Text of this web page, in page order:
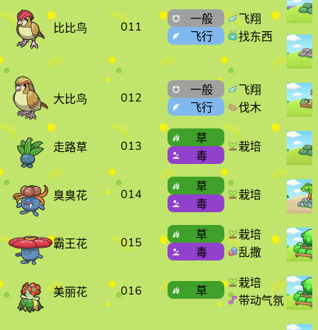
比比鸟 011
一般
飞行
飞翔
找东西
大比鸟 012
一般
飞行
飞翔
伐木
走路草 013
草
毒
栽培
臭臭花 014
草
毒
栽培
霸王花 015
草
毒
栽培
乱撒
美丽花 016 草
栽培
带动气氛